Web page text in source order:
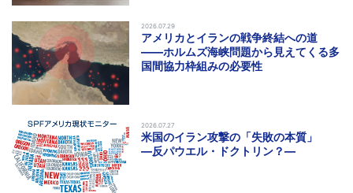
2026.07.29
アメリカとイランの戦争終結への道
――ホルムズ海峡問題から見えてくる多
国間協力枠組みの必要性
2026.07.27
米国のイラン攻撃の「失敗の本質」
―反パウエル・ドクトリン？―